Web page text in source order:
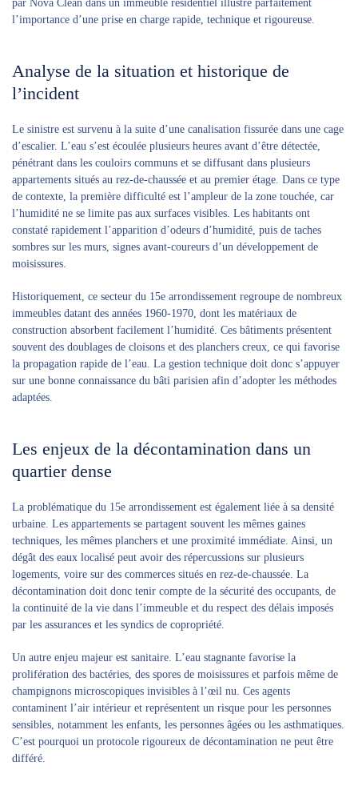
par Nova Clean dans un immeuble résidentiel illustre parfaitement
l’importance d’une prise en charge rapide, technique et rigoureuse.
Analyse de la situation et historique de
l’incident
Le sinistre est survenu à la suite d’une canalisation fissurée dans une cage
d’escalier. L’eau s’est écoulée plusieurs heures avant d’être détectée,
pénétrant dans les couloirs communs et se diffusant dans plusieurs
appartements situés au rez-de-chaussée et au premier étage. Dans ce type
de contexte, la première difficulté est l’ampleur de la zone touchée, car
l’humidité ne se limite pas aux surfaces visibles. Les habitants ont
constaté rapidement l’apparition d’odeurs d’humidité, puis de taches
sombres sur les murs, signes avant-coureurs d’un développement de
moisissures.
Historiquement, ce secteur du 15e arrondissement regroupe de nombreux
immeubles datant des années 1960-1970, dont les matériaux de
construction absorbent facilement l’humidité. Ces bâtiments présentent
souvent des doublages de cloisons et des planchers creux, ce qui favorise
la propagation rapide de l’eau. La gestion technique doit donc s’appuyer
sur une bonne connaissance du bâti parisien afin d’adopter les méthodes
adaptées.
Les enjeux de la décontamination dans un
quartier dense
La problématique du 15e arrondissement est également liée à sa densité
urbaine. Les appartements se partagent souvent les mêmes gaines
techniques, les mêmes planchers et une proximité immédiate. Ainsi, un
dégât des eaux localisé peut avoir des répercussions sur plusieurs
logements, voire sur des commerces situés en rez-de-chaussée. La
décontamination doit donc tenir compte de la sécurité des occupants, de
la continuité de la vie dans l’immeuble et du respect des délais imposés
par les assurances et les syndics de copropriété.
Un autre enjeu majeur est sanitaire. L’eau stagnante favorise la
prolifération des bactéries, des spores de moisissures et parfois même de
champignons microscopiques invisibles à l’œil nu. Ces agents
contaminent l’air intérieur et représentent un risque pour les personnes
sensibles, notamment les enfants, les personnes âgées ou les asthmatiques.
C’est pourquoi un protocole rigoureux de décontamination ne peut être
différé.